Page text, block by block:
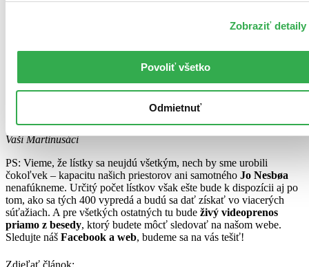
Zobraziť detaily
Povoliť všetko
Odmietnuť
Facebooku prihlásených 2100 ľudí a k dispozícii je len 400
urobiť len všetko pre to, aby sme to urobili pre ľudí čo najférovejšie.
Tak držíme palce – keď dopisujeme tento článok, je 10:42 a tak
nás čakajú ešte dve kolá. Silno držíme všetkým palce a veríme,
nič zo skvelého pocitu, ktorý všetci máme pri čítaní Nesbovych
kníh a uvidíme sa hádam aspoň na on-line prenose cez internet,
Vaši Martinusáci
PS: Vieme, že lístky sa neujdú všetkým, nech by sme urobili
čokoľvek – kapacitu našich priestorov ani samotného Jo Nesbøa
nenafúkneme. Určitý počet lístkov však ešte bude k dispozícii aj po
tom, ako sa tých 400 vypredá a budú sa dať získať vo viacerých
súťažiach. A pre všetkých ostatných tu bude živý videoprenos
priamo z besedy, ktorý budete môcť sledovať na našom webe.
Sledujte náš Facebook a web, budeme sa na vás tešiť!
Zdieľať článok: